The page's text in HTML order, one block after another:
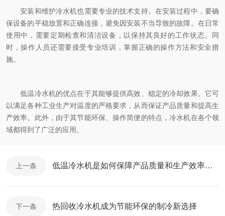
安装和维护冷水机也需要专业的技术支持。在安装过程中，要确
保设备的平稳放置和正确连接，避免因安装不当导致的故障。在日常
使用中，需要定期检查和清洁设备，以保持其良好的工作状态。同
时，操作人员还需要接受专业培训，掌握正确的操作方法和安全措
施。
低温冷水机的优点在于其能够提供高效、稳定的冷却效果。它可
以满足各种工业生产对温度的严格要求，从而保证产品质量和提高生
产效率。此外，由于其节能环保、操作简便的特点，冷水机在各个领
域都得到了广泛的应用。
上一条 低温冷水机是如何保障产品质量和生产效率的？
下一条 热回收冷水机成为节能环保的制冷新选择